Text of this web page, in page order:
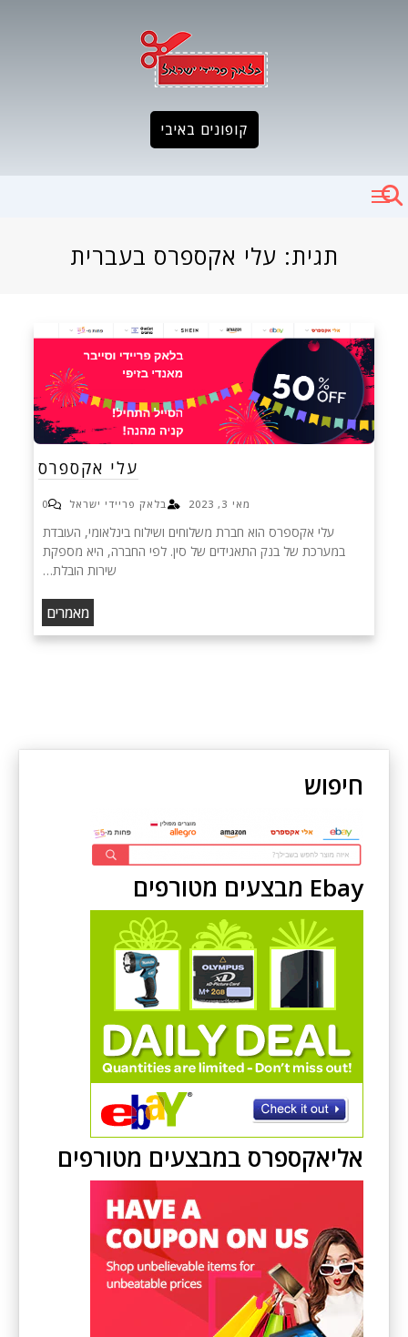
קופונים באיבי
תגית: עלי אקספרס בעברית
עלי אקספרס
מאי 3, 2023 בלאק פריידי ישראל 0
עלי אקספרס הוא חברת משלוחים ושילוח בינלאומי, העובדת
במערכת של בנק התאגידים של סין. לפי החברה, היא מספקת
שירות הובלת…
מאמרים
חיפוש
Ebay מבצעים מטורפים
אליאקספרס במבצעים מטורפים